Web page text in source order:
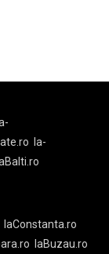
la-
laConstanta.ro
laBuzau.ro